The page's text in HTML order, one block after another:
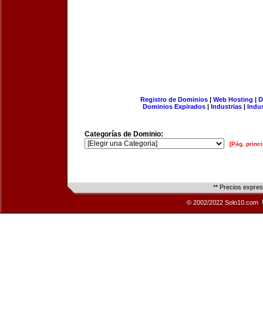
Registro de Dominios| Web Hosting |
Dominios Expirados | Industrias |
Categorías de Dominio:
[Pág.
** Precios
© 2002/2022 Solo10.com